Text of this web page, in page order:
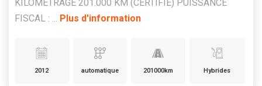
KILOMÉTRAGE 201.000 KM (CERTIFIE) PUISSANCE
FISCAL : ... Plus d'information
2012 automatique 201000km Hybrides